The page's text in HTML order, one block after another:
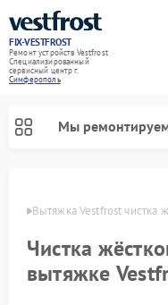
FIX-VESTFROST
Ремонт устройств Vestfrost
Специализированный
cервисный центр г.
Симферополь
Мы
Вытяжка Vestfrost чистка
Чистка
вытяжке